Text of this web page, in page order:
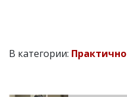
В категории: Практично